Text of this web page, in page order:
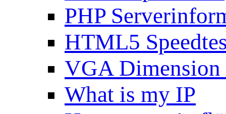
PHP
HTML5
VGA Dimension
What is my IP